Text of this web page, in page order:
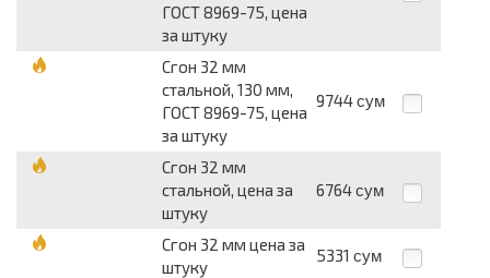
ГОСТ 8969-75, цена
за штуку
Сгон 32 мм
стальной, 130 мм,
ГОСТ 8969-75, цена
за штуку
9744 сум
Сгон 32 мм
стальной, цена за
штуку
6764 сум
Сгон 32 мм цена за
штуку
5331 сум